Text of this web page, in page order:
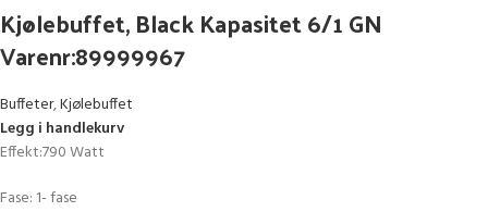
Kjølebuffet, Black Kapasitet 6/1 GN
Varenr:89999967
Buffeter,Kjølebuffet
Legg i handlekurv
Effekt:790 Watt
Fase: 1- fase